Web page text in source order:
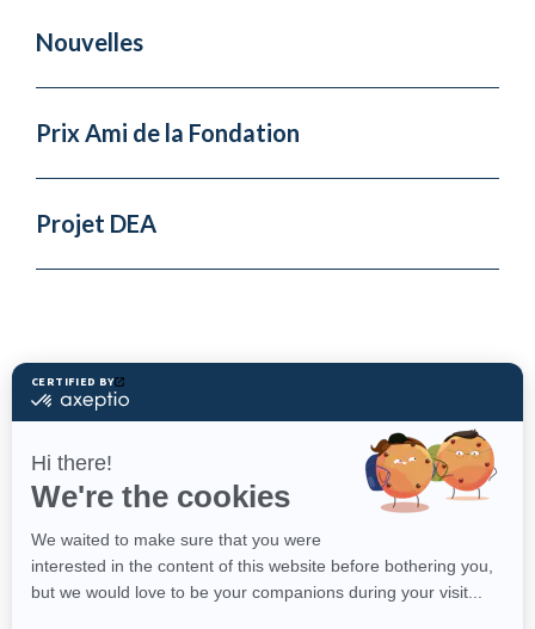
Nouvelles
Prix Ami de la Fondation
Projet DEA